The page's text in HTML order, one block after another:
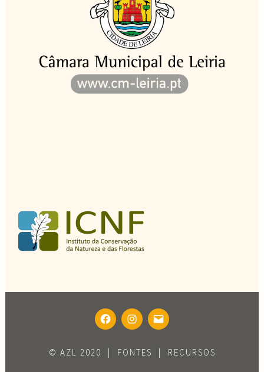
FACEBOOK
INSTAGRAM
EMAIL
© AZL 2020 | FONTES | RECURSOS